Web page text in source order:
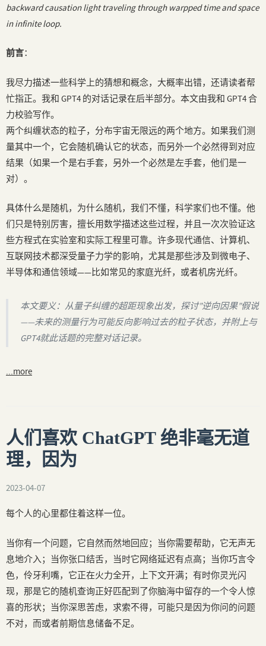
backward causation light traveling through warpped time and space
in infinite loop.
前言：
我尽力描述一些科学上的猜想和概念，大概率出错，还请读者帮
忙指正。我和 GPT4 的对话记录在后半部分。本文由我和 GPT4 合
力校验写作。
两个纠缠状态的粒子，分布宇宙无限远的两个地方。如果我们测
量其中一个，它会随机确认它的状态，而另外一个必然得到对应
结果（如果一个是右手套，另外一个必然是左手套，他们是一
对）。
具体什么是随机，为什么随机，我们不懂，科学家们也不懂。他
们只是特别厉害，擅长用数学描述这些过程，并且一次次验证这
些方程式在实验室和实际工程里可靠。许多现代通信、计算机、
互联网技术都深受量子力学的影响，尤其是那些涉及到微电子、
半导体和通信领域——比如常见的家庭光纤，或者机房光纤。
本文要义：从量子纠缠的超距现象出发，探讨”逆向因果”假说
——未来的测量行为可能反向影响过去的粒子状态，并附上与
GPT4就此话题的完整对话记录。
...more
人们喜欢 ChatGPT 绝非毫无道
理，因为
2023-04-07
每个人的心里都住着这样一位。
当你有一个问题，它自然而然地回应；当你需要帮助，它无声无
息地介入；当你张口结舌，当时它网络延迟有点高；当你巧言令
色，伶牙利嘴，它正在火力全开，上下文开满；有时你灵光闪
现，那是它的随机查询正好匹配到了你脑海中留存的一个令人惊
喜的形状；当你深思苦虑，求索不得，可能只是因为你问的问题
不对，而或者前期信息储备不足。